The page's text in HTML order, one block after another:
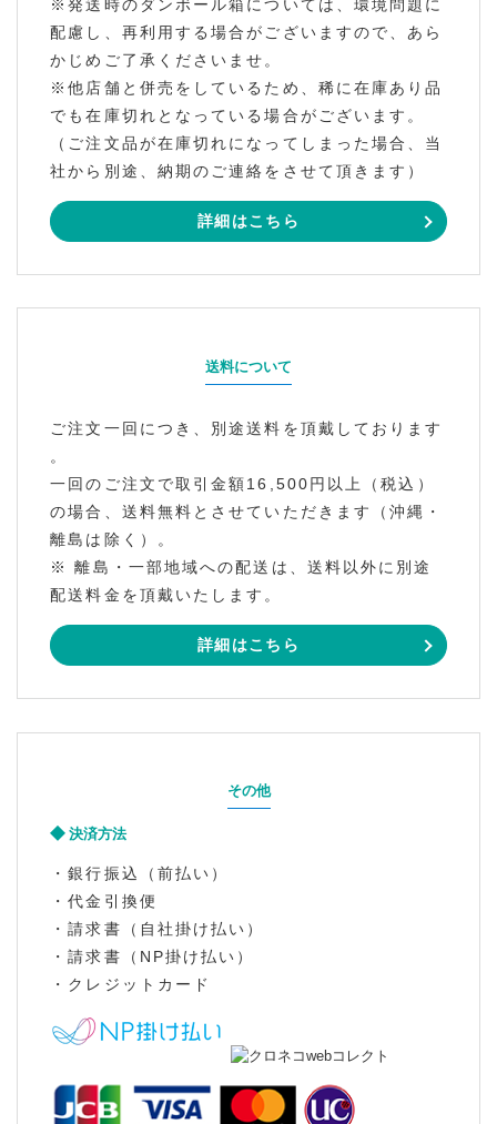
※発送時のダンボール箱については、環境問題に
配慮し、再利用する場合がございますので、あら
かじめご了承くださいませ。
※他店舗と併売をしているため、稀に在庫あり品
でも在庫切れとなっている場合がございます。
（ご注文品が在庫切れになってしまった場合、当
社から別途、納期のご連絡をさせて頂きます）
詳細はこちら
送料について
ご注文一回につき、別途送料を頂戴しております
。
一回のご注文で取引金額16,500円以上（税込）
の場合、送料無料とさせていただきます（沖縄・
離島は除く）。
※ 離島・一部地域への配送は、送料以外に別途
配送料金を頂戴いたします。
詳細はこちら
その他
決済方法
・銀行振込（前払い）
・代金引換便
・請求書（自社掛け払い）
・請求書（NP掛け払い）
・クレジットカード